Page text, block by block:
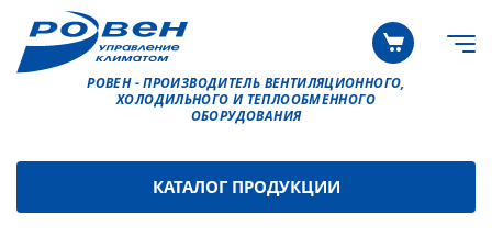
РОВЕН - ПРОИЗВОДИТЕЛЬ ВЕНТИЛЯЦИОННОГО,
ХОЛОДИЛЬНОГО И ТЕПЛООБМЕННОГО
ОБОРУДОВАНИЯ
КАТАЛОГ ПРОДУКЦИИ